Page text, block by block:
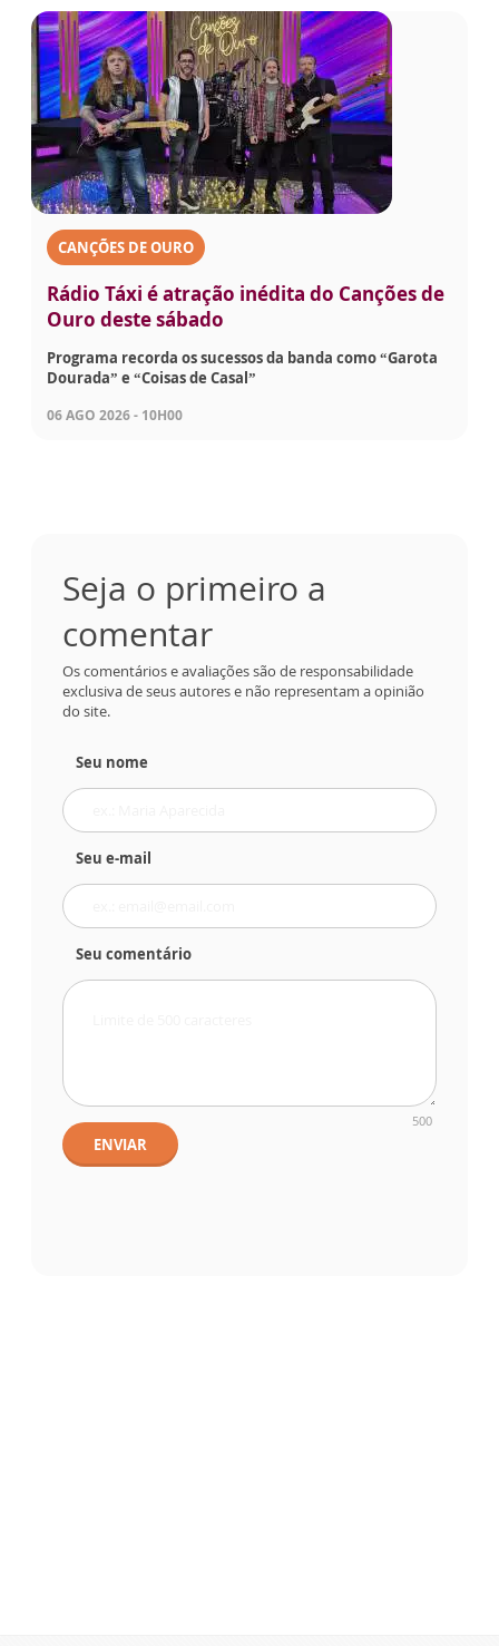
CANÇÕES DE OURO
Rádio Táxi é atração inédita do Canções de
Ouro deste sábado
Programa recorda os sucessos da banda como “Garota
Dourada” e “Coisas de Casal”
06 AGO 2026 - 10H00
Seja o primeiro a
comentar
Os comentários e avaliações são de responsabilidade
exclusiva de seus autores e não representam a opinião
do site.
Seu nome
Seu e-mail
Seu comentário
500
ENVIAR